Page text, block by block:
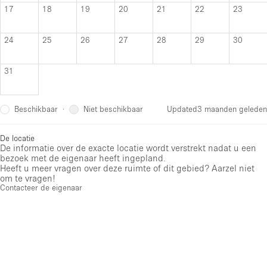
17 18 19 20 21 22 23
24 25 26 27 28 29 30
31
Beschikbaar · Niet beschikbaar Updated3 maanden geleden
De locatie
De informatie over de exacte locatie wordt verstrekt nadat u een
bezoek met de eigenaar heeft ingepland.
Heeft u meer vragen over deze ruimte of dit gebied? Aarzel niet
om te vragen!
Contacteer de eigenaar